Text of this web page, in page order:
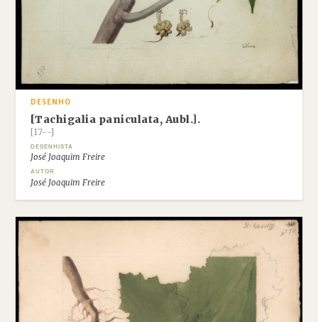
DESENHO
[Tachigalia paniculata, Aubl.].
[17--]
DESENHISTA
José Joaquim Freire
AUTOR
José Joaquim Freire